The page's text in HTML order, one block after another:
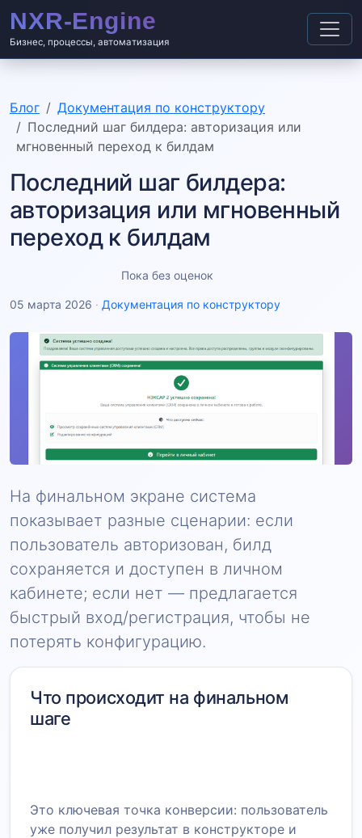
Бизнес, процессы, автоматизация
Блог
Документация по конструктору
Последний шаг билдера: авторизация или
мгновенный переход к билдам
Последний шаг билдера:
авторизация или мгновенный
переход к билдам
Пока без оценок
05 марта 2026 · Документация по конструктору
На финальном экране система
показывает разные сценарии: если
пользователь авторизован, билд
сохраняется и доступен в личном
кабинете; если нет — предлагается
быстрый вход/регистрация, чтобы не
потерять конфигурацию.
Что происходит на финальном
шаге
Это ключевая точка конверсии: пользователь
уже получил результат в конструкторе и